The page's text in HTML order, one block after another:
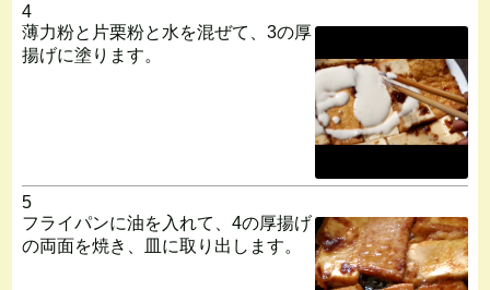
4
薄力粉と片栗粉と水を混ぜて、3の厚
揚げに塗ります。
5
フライパンに油を入れて、4の厚揚げ
の両面を焼き、皿に取り出します。